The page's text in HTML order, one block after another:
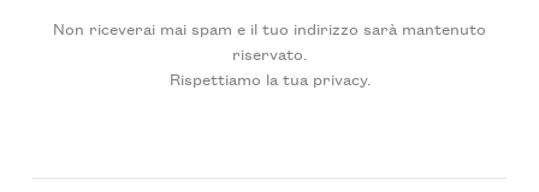
Non riceverai mai spam e il tuo indirizzo sarà mantenuto
riservato.
Rispettiamo la tua privacy.